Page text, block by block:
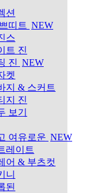
션
띠트 NEW
스
트 진
진 NEW
켓
지 & 스커트
지 진
보기
여유로운 NEW
레이트
어 & 부츠컷
니
된